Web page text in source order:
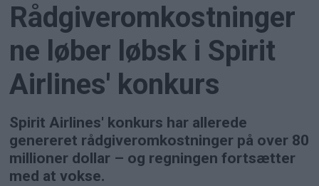
Rådgiveromkostninger
ne løber løbsk i Spirit
Airlines' konkurs
Spirit Airlines' konkurs har allerede
genereret rådgiveromkostninger på over 80
millioner dollar – og regningen fortsætter
med at vokse.